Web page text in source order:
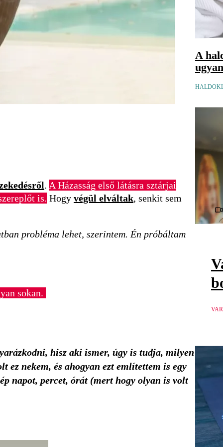
. A Házasság első látásra sztárjai
is. Hogy végül elváltak, senkit sem
probléma lehet, szerintem. Én próbáltam
sokan.
hisz aki ismer, úgy is tudja, milyen
nekem, és ahogyan ezt említettem is egy
napot, percet, órát (mert hogy olyan is volt
A